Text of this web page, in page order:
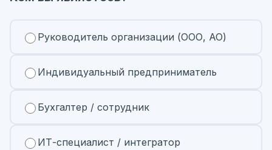
Руководитель организации (ООО, АО)
Индивидуальный предприниматель
Бухгалтер / сотрудник
ИТ-специалист / интегратор